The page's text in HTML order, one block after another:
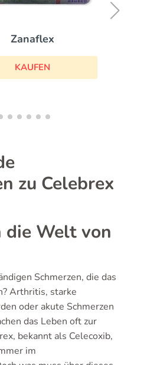
Zanaflex
KAUFEN
zu Celebrex
Welt von
Schmerzen, die das
Arthritis, starke
oder akute Schmerzen
das Leben oft zur
bekannt als Celecoxib,
im